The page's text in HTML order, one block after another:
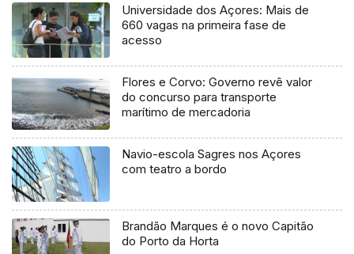
Universidade dos Açores: Mais de
660 vagas na primeira fase de
acesso
Flores e Corvo: Governo revê valor
do concurso para transporte
marítimo de mercadoria
Navio-escola Sagres nos Açores
com teatro a bordo
Brandão Marques é o novo Capitão
do Porto da Horta